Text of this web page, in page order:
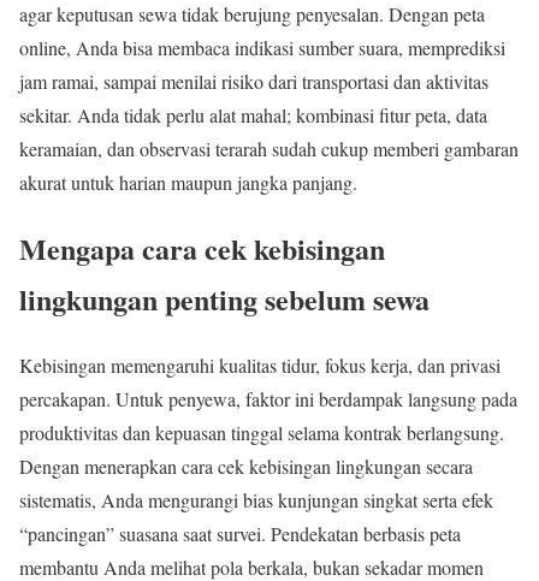
agar keputusan sewa tidak berujung penyesalan. Dengan peta
online, Anda bisa membaca indikasi sumber suara, memprediksi
jam ramai, sampai menilai risiko dari transportasi dan aktivitas
sekitar. Anda tidak perlu alat mahal; kombinasi fitur peta, data
keramaian, dan observasi terarah sudah cukup memberi gambaran
akurat untuk harian maupun jangka panjang.
Mengapa cara cek kebisingan
lingkungan penting sebelum sewa
Kebisingan memengaruhi kualitas tidur, fokus kerja, dan privasi
percakapan. Untuk penyewa, faktor ini berdampak langsung pada
produktivitas dan kepuasan tinggal selama kontrak berlangsung.
Dengan menerapkan cara cek kebisingan lingkungan secara
sistematis, Anda mengurangi bias kunjungan singkat serta efek
“pancingan” suasana saat survei. Pendekatan berbasis peta
membantu Anda melihat pola berkala, bukan sekadar momen